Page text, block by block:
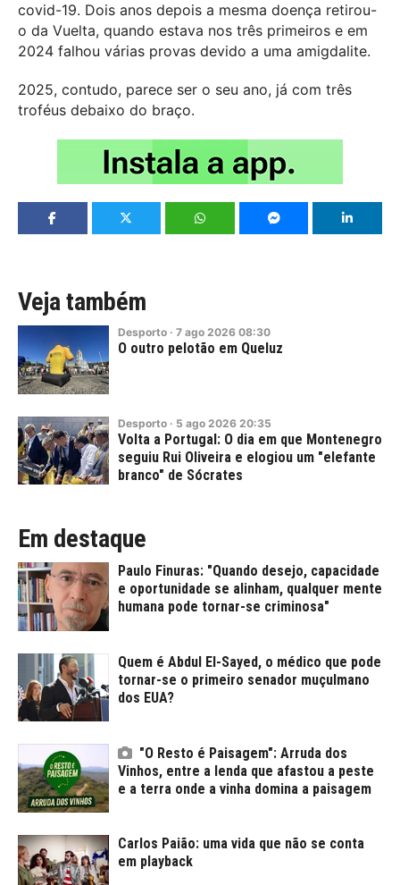
covid-19. Dois anos depois a mesma doença retirou-
o da Vuelta, quando estava nos três primeiros e em
2024 falhou várias provas devido a uma amigdalite.
2025, contudo, parece ser o seu ano, já com três
troféus debaixo do braço.
Veja também
Desporto · 7 ago 2026 08:30
O outro pelotão em Queluz
Desporto · 5 ago 2026 20:35
Volta a Portugal: O dia em que Montenegro
seguiu Rui Oliveira e elogiou um "elefante
branco" de Sócrates
Em destaque
Paulo Finuras: "Quando desejo, capacidade
e oportunidade se alinham, qualquer mente
humana pode tornar-se criminosa"
Quem é Abdul El-Sayed, o médico que pode
tornar-se o primeiro senador muçulmano
dos EUA?
"O Resto é Paisagem": Arruda dos
Vinhos, entre a lenda que afastou a peste
e a terra onde a vinha domina a paisagem
Carlos Paião: uma vida que não se conta
em playback